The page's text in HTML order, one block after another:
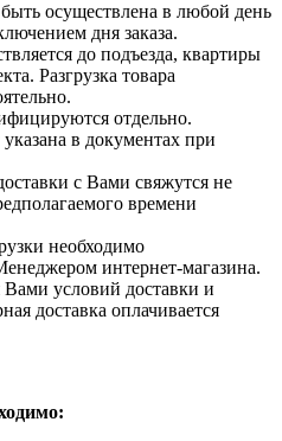
осуществлена в любой день
дня заказа.
до подъезда, квартиры
Разгрузка товара
отдельно.
в документах при
с Вами свяжутся не
времени
необходимо
интернет-магазина.
условий доставки и
доставка оплачивается